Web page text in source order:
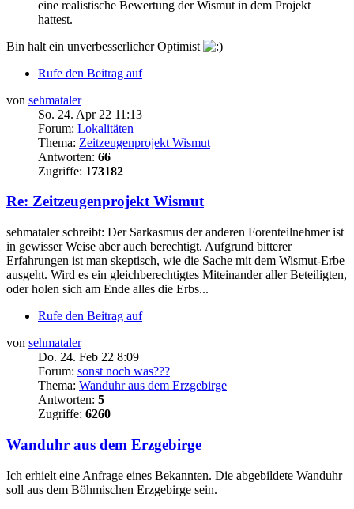
eine realistische Bewertung der Wismut in dem Projekt
hattest.
Bin halt ein unverbesserlicher Optimist
Rufe den Beitrag auf
von sehmataler
So. 24. Apr 22 11:13
Forum: Lokalitäten
Thema: Zeitzeugenprojekt Wismut
Antworten: 66
Zugriffe: 173182
Re: Zeitzeugenprojekt Wismut
sehmataler schreibt: Der Sarkasmus der anderen Forenteilnehmer ist
in gewisser Weise aber auch berechtigt. Aufgrund bitterer
Erfahrungen ist man skeptisch, wie die Sache mit dem Wismut-Erbe
ausgeht. Wird es ein gleichberechtigtes Miteinander aller Beteiligten,
oder holen sich am Ende alles die Erbs...
Rufe den Beitrag auf
von sehmataler
Do. 24. Feb 22 8:09
Forum: sonst noch was???
Thema: Wanduhr aus dem Erzgebirge
Antworten: 5
Zugriffe: 6260
Wanduhr aus dem Erzgebirge
Ich erhielt eine Anfrage eines Bekannten. Die abgebildete Wanduhr
soll aus dem Böhmischen Erzgebirge sein.